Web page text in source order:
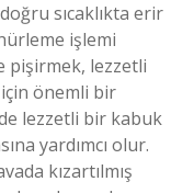
sıcaklıkta erir
işlemi
pişirmek, lezzetli
önemli bir
lezzetli bir kabuk
yardımcı olur.
kızartılmış